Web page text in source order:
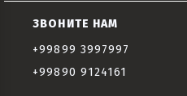
ЗВОНИТЕ НАМ
+99899 3997997
+99890 9124161